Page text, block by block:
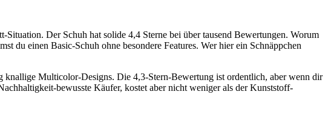
Der Schuh hat solide 4,4 Sterne bei über tausend Bewertungen. Worum
du einen Basic-Schuh ohne besondere Features. Wer hier ein Schnäppchen
knallige Multicolor-Designs. Die 4,3-Stern-Bewertung ist ordentlich, aber wenn dir
bewusste Käufer, kostet aber nicht weniger als der Kunststoff-